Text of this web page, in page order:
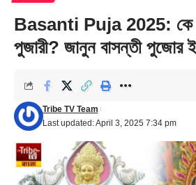
Basanti Puja 2025: কে
পুজারী? জানুন বাসন্তী পুজোর
Last updated: April 3, 2025 7:34 pm
Tribe TV Team